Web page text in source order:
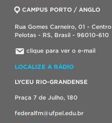
CAMPUS PORTO / ANGLO
Rua Gomes Carneiro, 01 - Centro
Pelotas - RS, Brasil - 96010-610
clique para ver o e-mail
LOCALIZE A RÁDIO
LYCEU RIO-GRANDENSE
Praça 7 de Julho, 180
federalfm@ufpel.edu.br